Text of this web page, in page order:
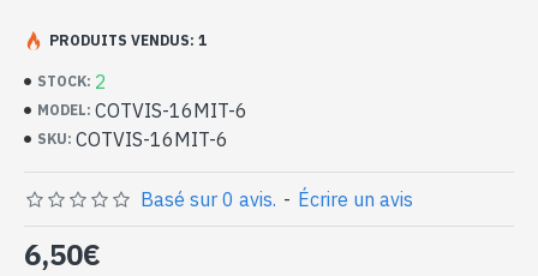
- Dimensions : 174 x 67 cm
Etole indienne en coton et viscose à
rayures multicouleurs (COTVIS-
16MIT-6)
STOCK: 2
MODEL: COTVIS-16MIT-6
SKU: COTVIS-16MIT-6
PRODUITS VENDUS: 1
Basé sur 0 avis. - Écrire un avis
6,50€